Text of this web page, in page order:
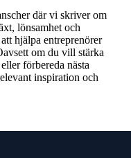
där vi skriver om
lönsamhet och
hjälpa entreprenörer
om du vill stärka
förbereda nästa
inspiration och